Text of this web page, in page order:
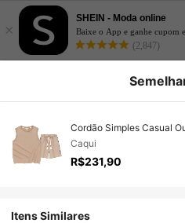
×
SHEIN - Moda online
Baixe o App e ganhe cupom
(2,847)
Cordão Simples Casual
Caqui
R$231,90
Itens Similares